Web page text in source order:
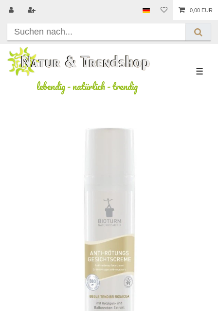
0,00 EUR
lebendig-natürlich-trendig
☰